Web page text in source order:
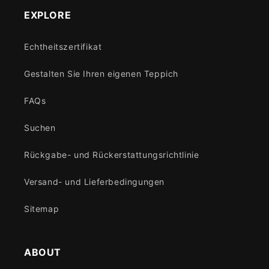
EXPLORE
Echtheitszertifikat
Gestalten Sie Ihren eigenen Teppich
FAQs
Suchen
Rückgabe- und Rückerstattungsrichtlinie
Versand- und Lieferbedingungen
Sitemap
ABOUT